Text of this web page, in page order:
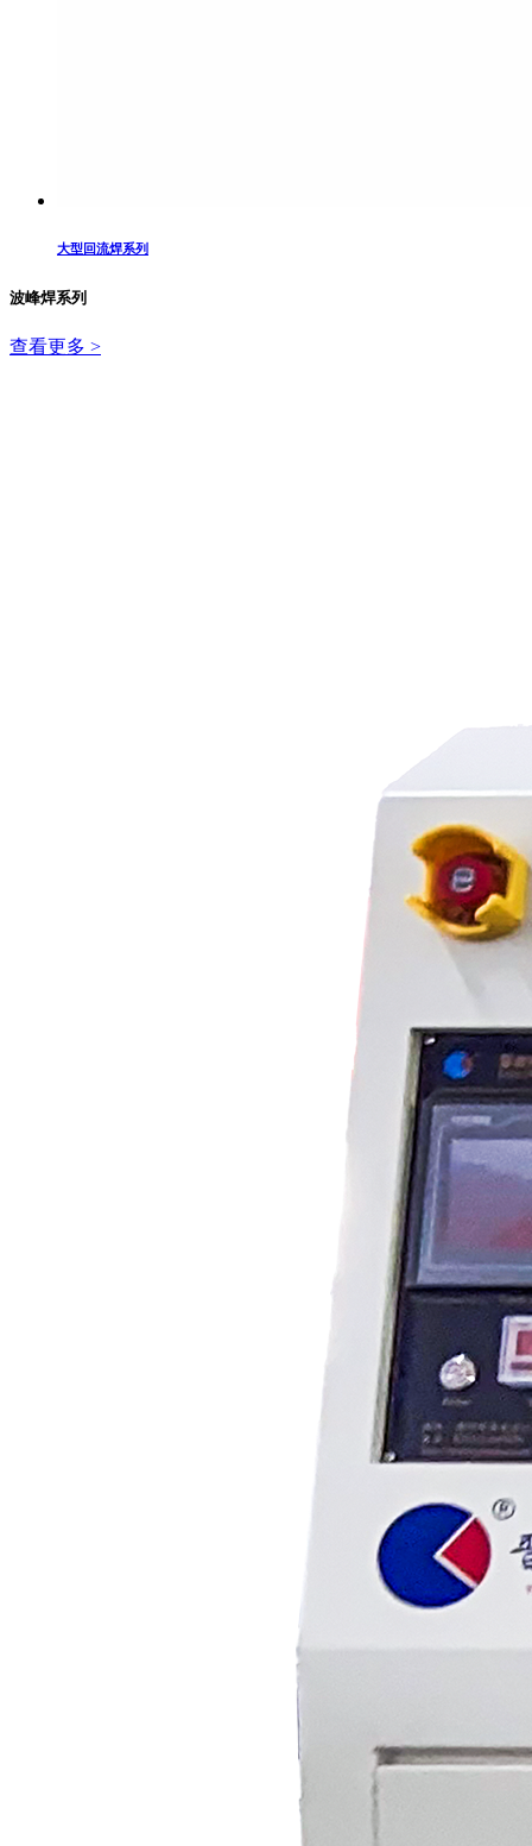
大型回流焊系列
波峰焊系列
查看更多 >